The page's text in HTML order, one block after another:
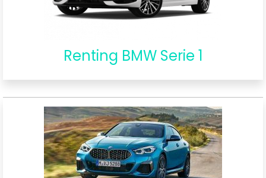
Renting BMW Serie 1